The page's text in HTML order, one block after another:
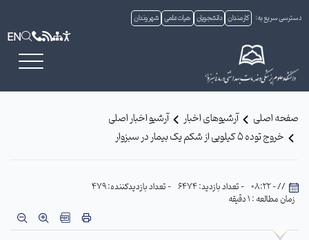
دسترسی سریع به: کارمندان دانشجویان هیات علمی شهروندان
EN
صفحه اصلی آرشیوهای اخبار
آرشیو اخبار اصلی
خروج توده 5 کیلویی از شکم یک بیمار در سبزوار
// - 08:22 - تعداد بازدید: 6474
- تعداد بازدیدکننده: 479
زمان مطالعه : 1 دقیقه